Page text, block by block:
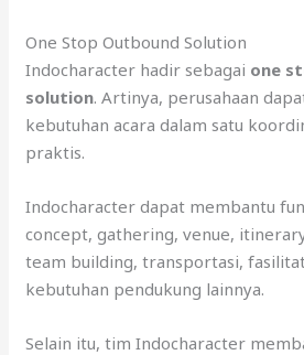
One Stop Outbound Solution
Indocharacter hadir sebagai one
solution. Artinya, perusahaan
kebutuhan acara dalam satu
praktis.
Indocharacter dapat membantu
concept, gathering, venue,
team building, transportasi,
kebutuhan pendukung lainnya.
Selain itu, tim Indocharacter